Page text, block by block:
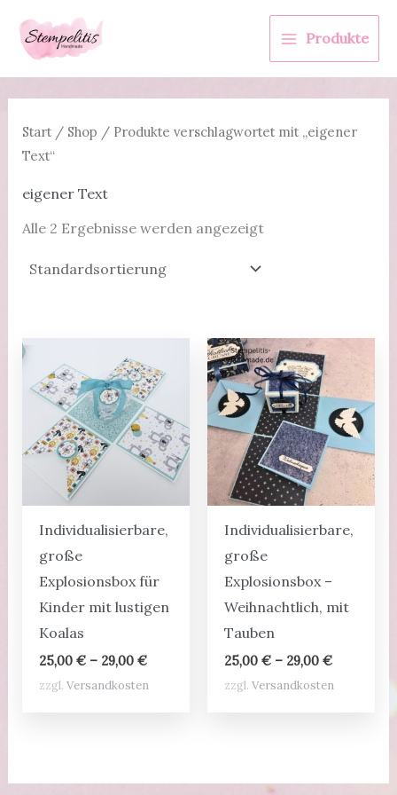
Inhalt
springen
Produkte
Start/ Shop / Produkte verschlagwortet mit „eigener
Text“
eigener Text
Alle 2 Ergebnisse werden angezeigt
Individualisierbare,
große
Explosionsbox für
Kinder mit lustigen
Koalas
25,00 €– 29,00 €
zzgl. Versandkosten
Individualisierbare,
große
Explosionsbox –
Weihnachtlich, mit
Tauben
25,00€ – 29,00€
zzgl.Versandkosten